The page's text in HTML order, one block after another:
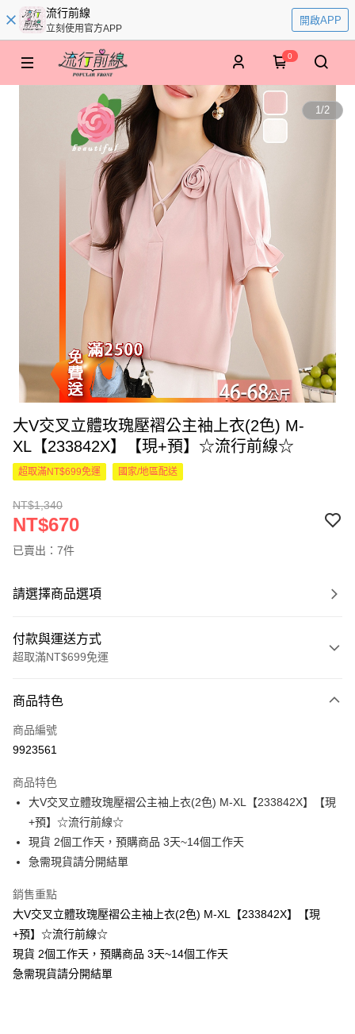
流行前線
立刻使用官方APP
開啟APP
0
1/2
大V交叉立體玫瑰壓褶公主袖上衣(2色) M-
XL【233842X】【現+預】☆流行前線☆
超取滿NT$699免運 國家/地區配送
NT$1,340
NT$670
已賣出：7件
請選擇商品選項
付款與運送方式
超取滿NT$699免運
信用卡一次付款
超商取貨付款
Apple Pay
街口支付
悠遊付
Google Pay
全支付
大哥付你分期
商品特色
商品編號
9923561
商品特色
大V交叉立體玫瑰壓褶公主袖上衣(2色) M-XL【233842X】【現
+預】☆流行前線☆
現貨 2個工作天，預購商品 3天~14個工作天
急需現貨請分開結單
銷售重點
大V交叉立體玫瑰壓褶公主袖上衣(2色) M-XL【233842X】【現
+預】☆流行前線☆
現貨 2個工作天，預購商品 3天~14個工作天
急需現貨請分開結單